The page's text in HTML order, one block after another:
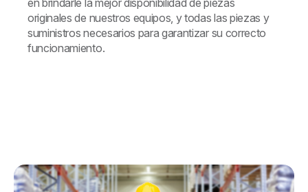
originales de nuestros equipos, y todas las piezas y
suministros necesarios para garantizar su correcto
funcionamiento.